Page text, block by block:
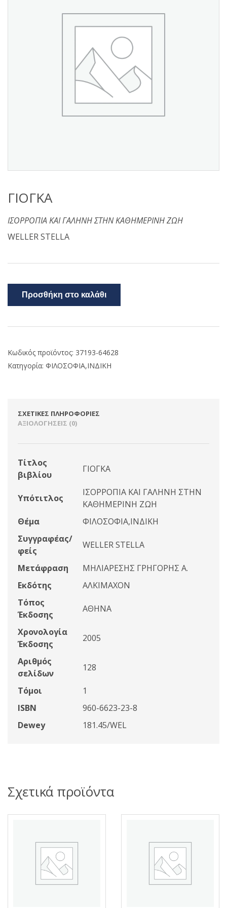
ΓΙΟΓΚΑ
ΙΣΟΡΡΟΠΙΑ ΚΑΙ ΓΑΛΗΝΗ ΣΤΗΝ ΚΑΘΗΜΕΡΙΝΗ ΖΩΗ
WELLER STELLA
Προσθήκη στο καλάθι
Κωδικός προϊόντος: 37193-64628
Κατηγορία: ΦΙΛΟΣΟΦΙΑ,ΙΝΔΙΚΗ
ΣΧΕΤΙΚΈΣ ΠΛΗΡΟΦΟΡΊΕΣ
ΑΞΙΟΛΟΓΉΣΕΙΣ (0)
Τίτλος
βιβλίου
ΓΙΟΓΚΑ
Υπότιτλος
ΙΣΟΡΡΟΠΙΑ ΚΑΙ ΓΑΛΗΝΗ ΣΤΗΝ
ΚΑΘΗΜΕΡΙΝΗ ΖΩΗ
Θέμα
ΦΙΛΟΣΟΦΙΑ,ΙΝΔΙΚΗ
Συγγραφέας/
φείς
WELLER STELLA
Μετάφραση
ΜΗΛΙΑΡΕΣΗΣ ΓΡΗΓΟΡΗΣ Α.
Εκδότης
ΑΛΚΙΜΑΧΟΝ
Τόπος
Έκδοσης
ΑΘΗΝΑ
Χρονολογία
Έκδοσης
2005
Αριθμός
σελίδων
128
Τόμοι
1
ISBN
960-6623-23-8
Dewey
181.45/WEL
Σχετικά προϊόντα